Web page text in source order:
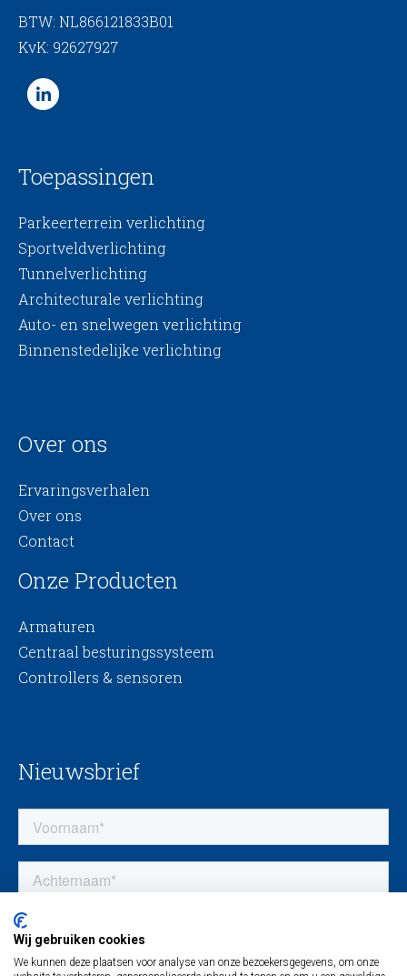
BTW: NL866121833B01
KvK: 92627927
Toepassingen
Parkeerterrein verlichting
Sportveldverlichting
Tunnelverlichting
Architecturale verlichting
Auto- en snelwegen verlichting
Binnenstedelijke verlichting
Over ons
Ervaringsverhalen
Over ons
Contact
Onze Producten
Armaturen
Centraal besturingssysteem
Controllers & sensoren
Nieuwsbrief
Wij gebruiken cookies
We kunnen deze plaatsen voor analyse van onze bezoekersgegevens, om onze